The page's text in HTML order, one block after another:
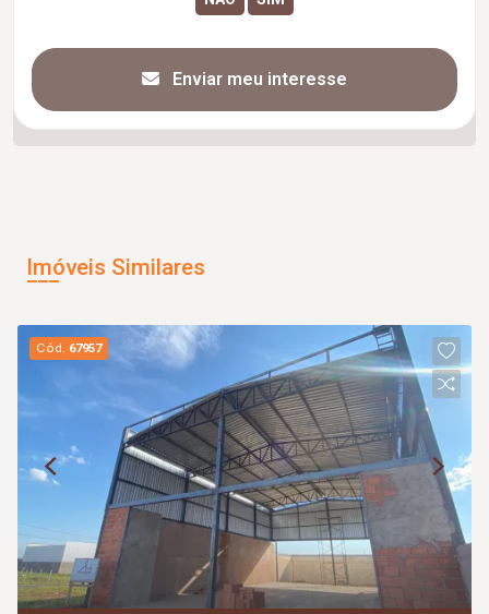
Enviar meu interesse
Imóveis Similares
Cód. 67957